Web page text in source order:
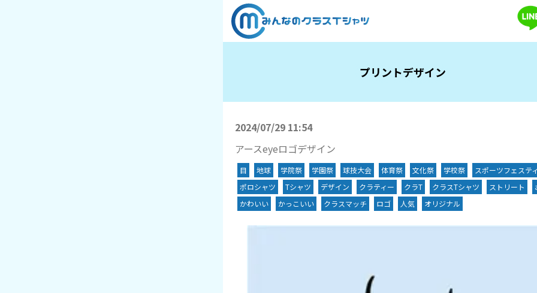
プリントデザイン
2024/07/29 11:54
アースeyeロゴデザイン
目 地球 学院祭 学園祭 球技大会 体育祭 文化祭 学校祭
スポーツフェステ
ポロシャツ
Tシャツ デザイン クラティー クラT クラスTシャツ ストリート
かわいい
かっこいい クラスマッチ ロゴ 人気 オリジナル